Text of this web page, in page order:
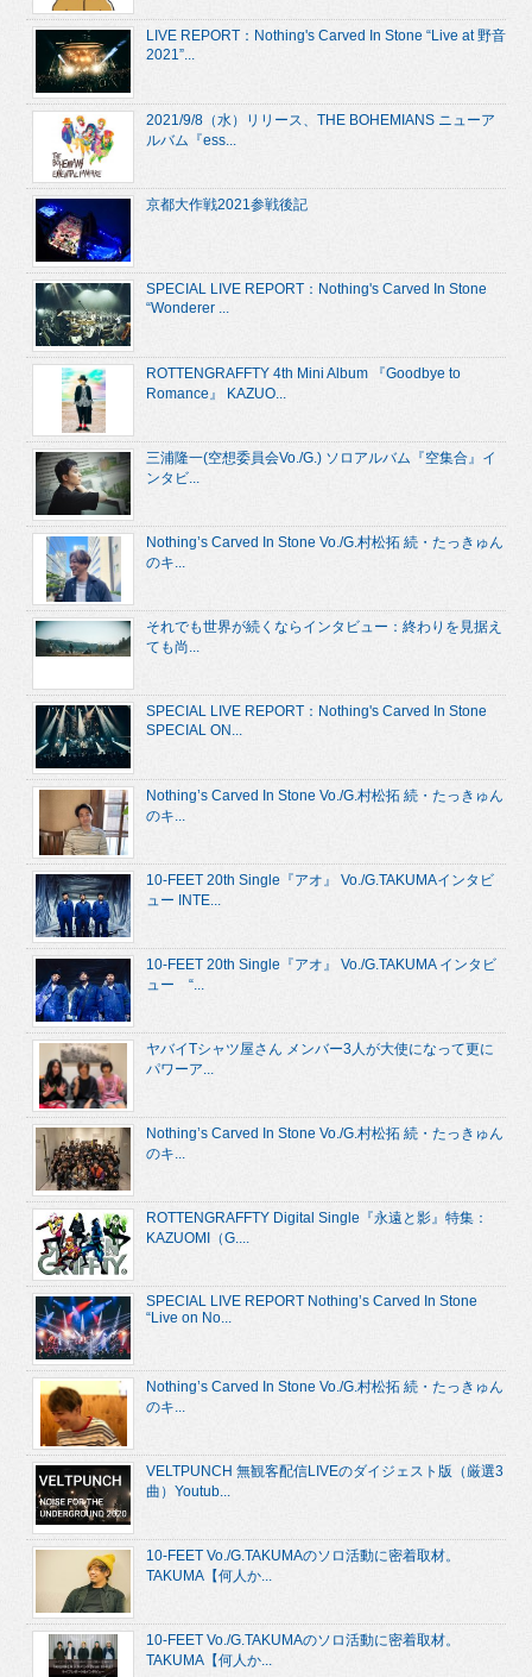
LIVE REPORT：Nothing's Carved In Stone “Live at 野音
2021”...
2021/9/8（水）リリース、THE BOHEMIANS ニューア
ルバム『ess...
京都大作戦2021参戦後記
SPECIAL LIVE REPORT：Nothing's Carved In Stone
“Wonderer ...
ROTTENGRAFFTY 4th Mini Album 『Goodbye to
Romance』 KAZUO...
三浦隆一(空想委員会Vo./G.) ソロアルバム『空集合』イ
ンタビ...
Nothing’s Carved In Stone Vo./G.村松拓 続・たっきゅん
のキ...
それでも世界が続くならインタビュー：終わりを見据え
ても尚...
SPECIAL LIVE REPORT：Nothing's Carved In Stone
SPECIAL ON...
Nothing’s Carved In Stone Vo./G.村松拓 続・たっきゅん
のキ...
10-FEET 20th Single『アオ』 Vo./G.TAKUMAインタビ
ュー INTE...
10-FEET 20th Single『アオ』 Vo./G.TAKUMA インタビ
ュー “...
ヤバイTシャツ屋さん メンバー3人が大使になって更に
パワーア...
Nothing’s Carved In Stone Vo./G.村松拓 続・たっきゅん
のキ...
ROTTENGRAFFTY Digital Single『永遠と影』特集：
KAZUOMI（G....
SPECIAL LIVE REPORT Nothing’s Carved In Stone
“Live on No...
Nothing’s Carved In Stone Vo./G.村松拓 続・たっきゅん
のキ...
VELTPUNCH 無観客配信LIVEのダイジェスト版（厳選3
曲）Youtub...
10-FEET Vo./G.TAKUMAのソロ活動に密着取材。
TAKUMA【何人か...
10-FEET Vo./G.TAKUMAのソロ活動に密着取材。
TAKUMA【何人か...